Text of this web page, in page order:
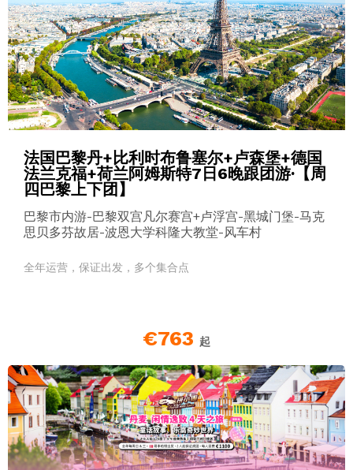
法国巴黎丹+比利时布鲁塞尔+卢森堡+德国
法兰克福+荷兰阿姆斯特7日6晚跟团游·【周
四巴黎上下团】
巴黎市内游-巴黎双宫凡尔赛宫+卢浮宫-黑城门堡-马克
思贝多芬故居-波恩大学科隆大教堂-风车村
全年运营，保证出发，多个集合点
€763 起